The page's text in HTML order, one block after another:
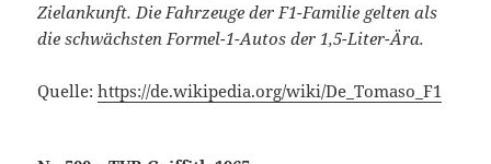
Zielankunft. Die Fahrzeuge der F1-Familie gelten als
die schwächsten Formel-1-Autos der 1,5-Liter-Ära.
Quelle:https://de.wikipedia.org/wiki/De_Tomaso_F1